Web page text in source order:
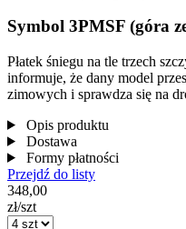
Symbol 3PMSF (góra
Płatek śniegu na tle trzech
informuje, że dany model
zimowych i sprawdza się na
Opis produktu
Dostawa
Formy płatności
Przejdź do listy
348,00
zł/szt